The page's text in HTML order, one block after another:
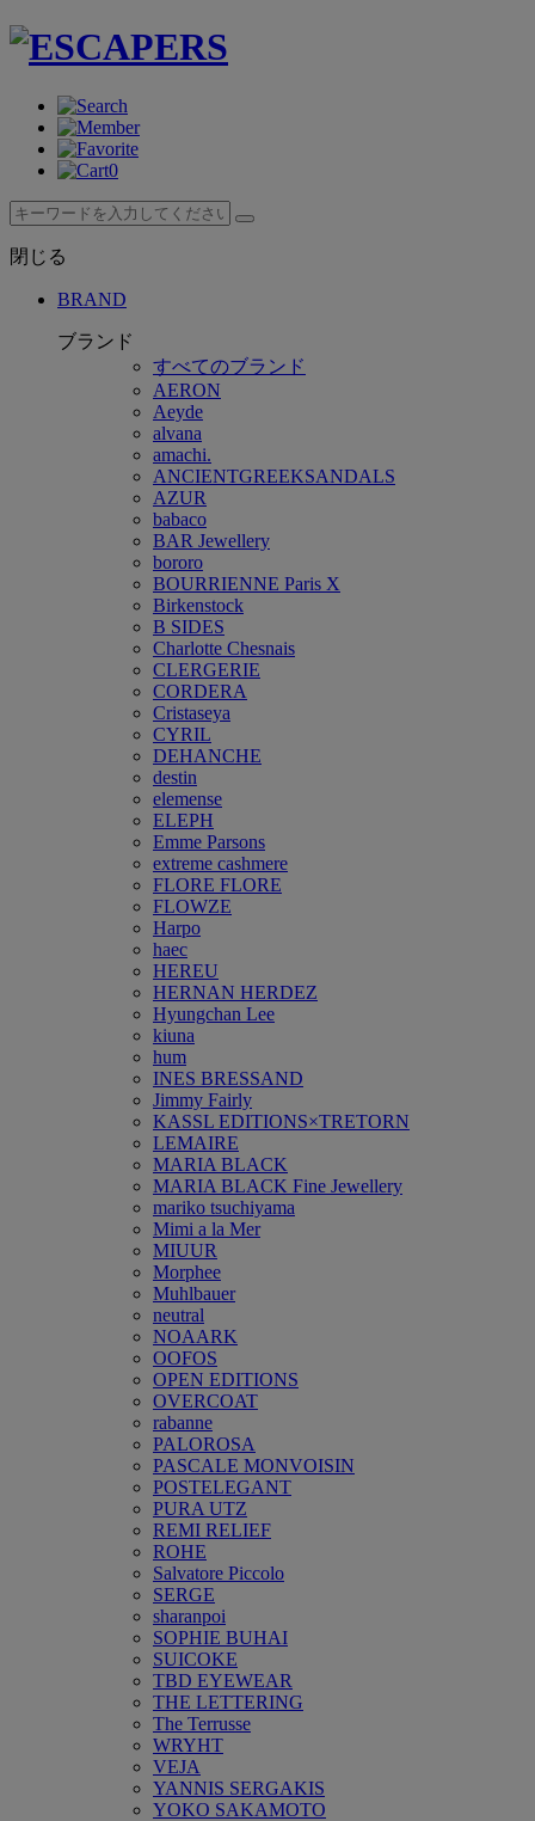
0
閉じる
BRAND
ブランド
すべてのブランド
AERON
Aeyde
alvana
amachi.
ANCIENTGREEKSANDALS
AZUR
babaco
BAR Jewellery
bororo
BOURRIENNE Paris X
Birkenstock
B SIDES
Charlotte Chesnais
CLERGERIE
CORDERA
Cristaseya
CYRIL
DEHANCHE
destin
elemense
ELEPH
Emme Parsons
extreme cashmere
FLORE FLORE
FLOWZE
Harpo
haec
HEREU
HERNAN HERDEZ
Hyungchan Lee
kiuna
hum
INES BRESSAND
Jimmy Fairly
KASSL EDITIONS×TRETORN
LEMAIRE
MARIA BLACK
MARIA BLACK Fine Jewellery
mariko tsuchiyama
Mimi a la Mer
MIUUR
Morphee
Muhlbauer
neutral
NOAARK
OOFOS
OPEN EDITIONS
OVERCOAT
rabanne
PALOROSA
PASCALE MONVOISIN
POSTELEGANT
PURA UTZ
REMI RELIEF
ROHE
Salvatore Piccolo
SERGE
sharanpoi
SOPHIE BUHAI
SUICOKE
TBD EYEWEAR
THE LETTERING
The Terrusse
WRYHT
VEJA
YANNIS SERGAKIS
YOKO SAKAMOTO